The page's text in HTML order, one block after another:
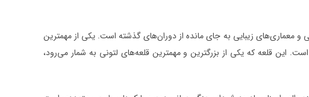
و معماری‌های زیبایی به جای مانده از دوران‌های گذشته است. یکی از مهمترین
والمیرا است که در قرن ۱۳ میلادی ساخته شده است. این قلعه که یکی از بزرگترین و مهمترین قلعه‌های لتونی به شمار می‌رود،